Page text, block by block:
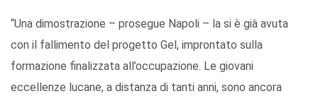
“Una dimostrazione – prosegue Napoli – la si è già avuta
con il fallimento del progetto Gel, improntato sulla
formazione finalizzata all’occupazione. Le giovani
eccellenze lucane, a distanza di tanti anni, sono ancora